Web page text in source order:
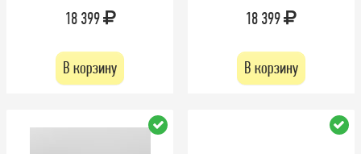
18 399
В корзину
18 399
В корзину